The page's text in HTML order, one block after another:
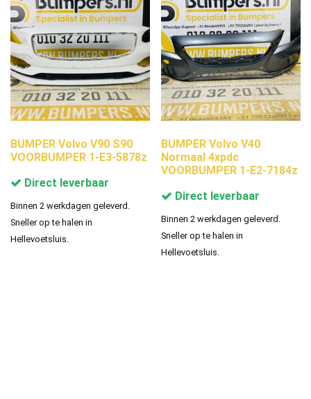
BUMPER Volvo V90 S90
VOORBUMPER 1-E3-5878z
Direct leverbaar
Binnen 2 werkdagen geleverd.
Sneller op te halen in
Hellevoetsluis.
BUMPER Volvo V40
Normaal 4xpdc
VOORBUMPER 1-E2-7184z
Direct leverbaar
Binnen 2 werkdagen geleverd.
Sneller op te halen in
Hellevoetsluis.